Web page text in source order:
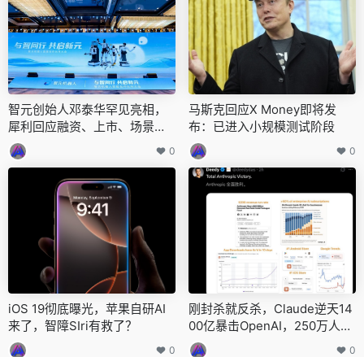
智元创始人邓泰华罕见亮相，
犀利回应融资、上市、场景落
地等质疑
0
马斯克回应X Money即将发
布：已进入小规模测试阶段
0
iOS 19彻底曝光，苹果自研AI
来了，智障SIri有救了？
0
刚封杀就反杀，Claude逆天14
00亿暴击OpenAI，250万人抛
弃ChatGPT
0